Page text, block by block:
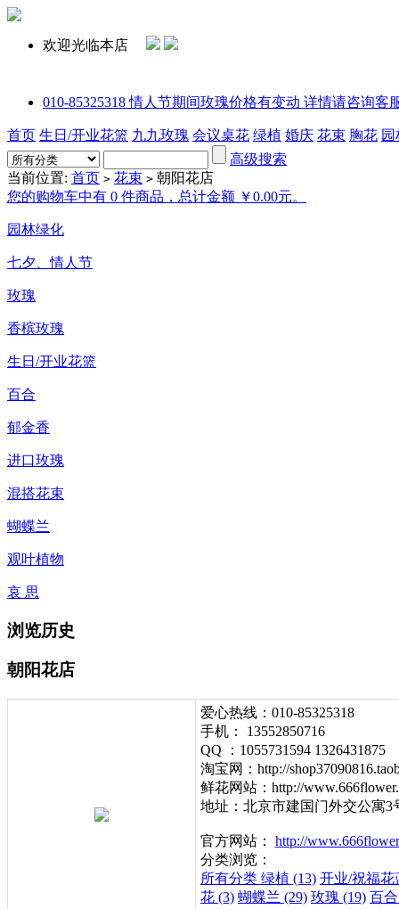
欢迎光临本店
010-85325318 情人节期间玫瑰价格有变动 详情请咨询客
首页 生日/开业花篮 九九玫瑰 会议桌花 绿植 婚庆 花束 胸花
高级搜索
当前位置: 首页 > 花束 > 朝阳花店
您的购物车中有 0 件商品，总计金额 ￥0.00元。
园林绿化
七夕、情人节
玫瑰
香槟玫瑰
生日/开业花篮
百合
郁金香
进口玫瑰
混搭花束
蝴蝶兰
观叶植物
哀 思
浏览历史
朝阳花店
爱心热线：010-85325318
手机： 13552850716
QQ ：1055731594 1326431875
淘宝网：http://
鲜花网站：http://
地址：北京市建国门外交公寓3
官方网站： http://
分类浏览：
所有分类 绿植 (13) 开业/祝福花
花 (3) 蝴蝶兰 (29) 玫瑰 (19) 百